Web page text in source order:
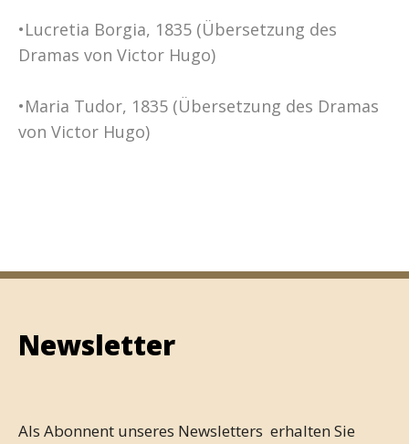
•Lucretia Borgia, 1835 (Übersetzung des
Dramas von Victor Hugo)
•Maria Tudor, 1835 (Übersetzung des Dramas
von Victor Hugo)
Newsletter
Als Abonnent unseres Newsletters erhalten Sie